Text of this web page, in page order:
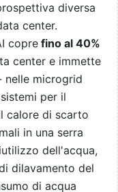
diversa
center.
copre fino al 40%
center e immette
nelle microgrid
per il
calore di scarto
in una serra
dell'acqua,
dilavamento del
di acqua